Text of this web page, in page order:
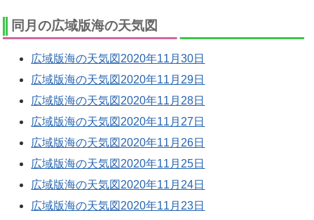
同月の広域版海の天気図
広域版海の天気図2020年11月30日
広域版海の天気図2020年11月29日
広域版海の天気図2020年11月28日
広域版海の天気図2020年11月27日
広域版海の天気図2020年11月26日
広域版海の天気図2020年11月25日
広域版海の天気図2020年11月24日
広域版海の天気図2020年11月23日